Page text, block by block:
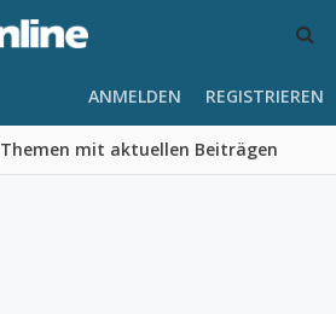
Themen mit aktuellen Beiträgen
ANMELDEN REGISTRIEREN